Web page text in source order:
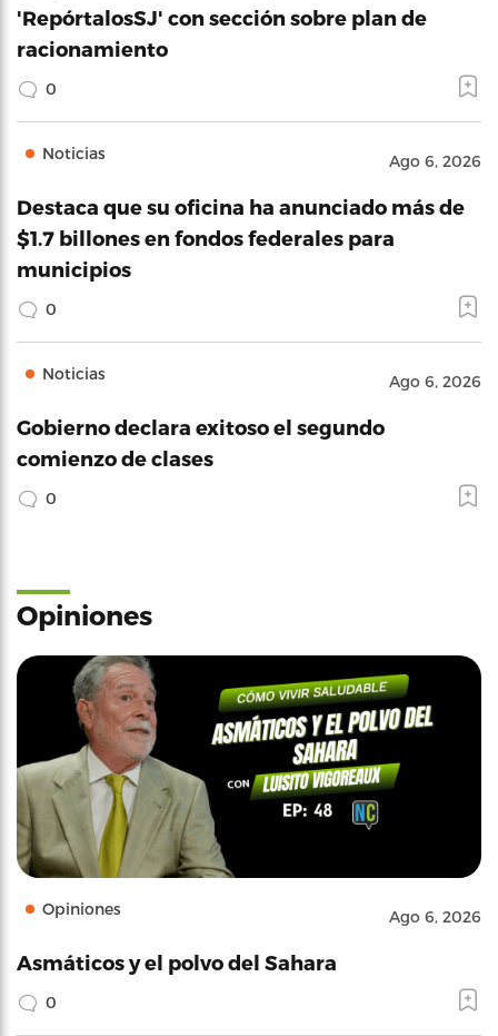
'RepórtalosSJ' con sección sobre plan de
racionamiento
0
Noticias Ago 6, 2026
Destaca que su oficina ha anunciado más de
$1.7 billones en fondos federales para
municipios
0
Noticias Ago 6, 2026
Gobierno declara exitoso el segundo
comienzo de clases
0
Opiniones
Opiniones Ago 6, 2026
Asmáticos y el polvo del Sahara
0